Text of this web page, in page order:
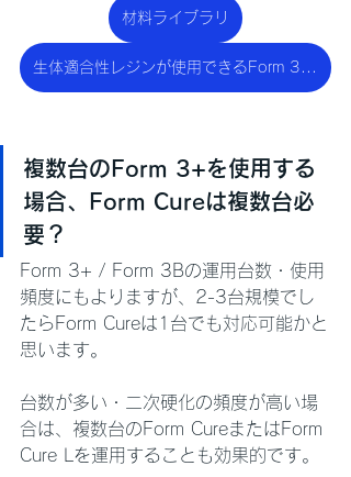
材料ライブラリ
複数台のForm 3+を使用する
場合、Form Cureは複数台必
要？
Form 3+ / Form 3Bの運用台数・使用
頻度にもよりますが、2-3台規模でし
たらForm Cureは1台でも対応可能かと
思います。
台数が多い・二次硬化の頻度が高い場
合は、複数台のForm CureまたはForm
Cure Lを運用することも効果的です。